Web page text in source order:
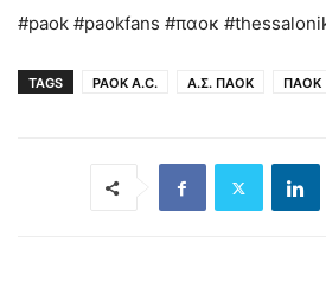
#paok #paokfans #παοκ
TAGS PAOK A.C. Α.Σ. ΠΑΟΚ ΠΑΟΚ